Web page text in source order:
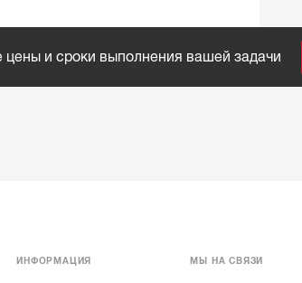
и сроки выполнения вашей задачи
ИНФОРМАЦИЯ МЫ НА СВЯЗИ